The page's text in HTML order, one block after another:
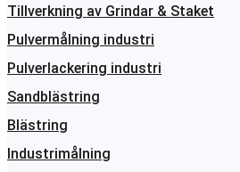
Tillverkning av Grindar & Staket
Pulvermålning industri
Pulverlackering industri
Sandblästring
Blästring
Industrimålning